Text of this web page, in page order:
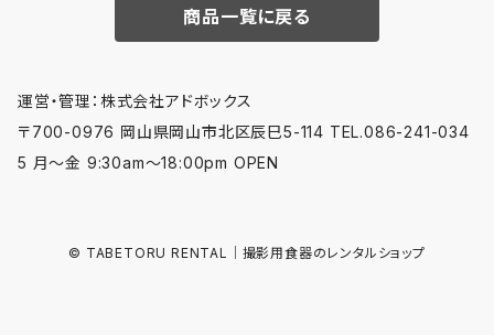
商品一覧に戻る
運営・管理：株式会社アドボックス
〒700-0976 岡山県岡山市北区辰巳5-114 TEL.086-241-034
5 月〜金 9:30am〜18:00pm OPEN
© TABETORU RENTAL｜撮影用食器のレンタルショップ